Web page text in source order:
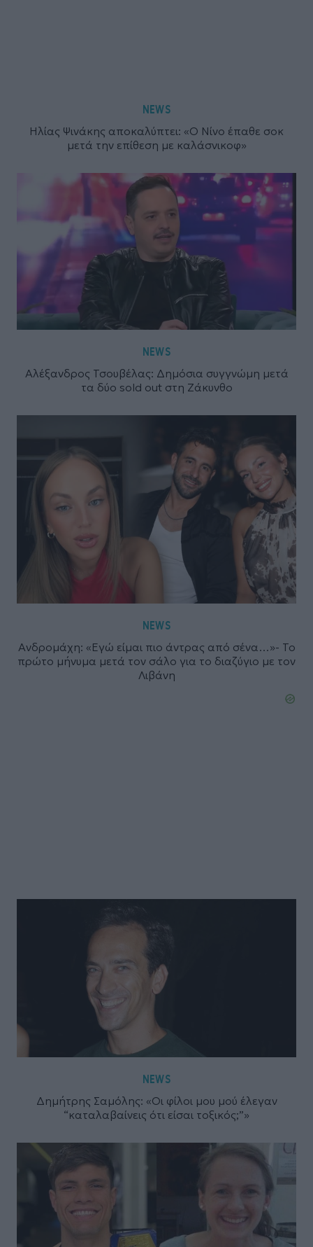
NEWS
Ηλίας Ψινάκης αποκαλύπτει: «Ο Νίνο έπαθε σοκ
μετά την επίθεση με καλάσνικοφ»
NEWS
Αλέξανδρος Τσουβέλας: Δημόσια συγγνώμη μετά
τα δύο sold out στη Ζάκυνθο
NEWS
Ανδρομάχη: «Εγώ είμαι πιο άντρας από σένα…»- Το
πρώτο μήνυμα μετά τον σάλο για το διαζύγιο με τον
Λιβάνη
NEWS
Δημήτρης Σαμόλης: «Οι φίλοι μου μού έλεγαν
“καταλαβαίνεις ότι είσαι τοξικός;”»